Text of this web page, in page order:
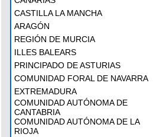
CASTILLA LA MANCHA
ARAGÓN
REGIÓN DE MURCIA
ILLES BALEARS
PRINCIPADO DE ASTURIAS
COMUNIDAD FORAL DE NAVARRA
EXTREMADURA
COMUNIDAD AUTÓNOMA DE
CANTABRIA
COMUNIDAD AUTÓNOMA DE LA
RIOJA